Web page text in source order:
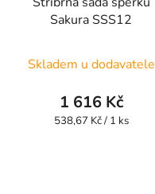
Sakura SSS12
Skladem u dodavatele
1 616 Kč
Měrná
538,67 Kč / 1 ks